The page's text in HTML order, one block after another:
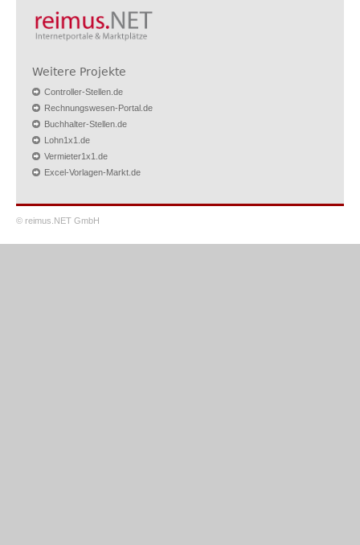
Weitere Projekte
Controller-Stellen.de
Rechnungswesen-Portal.de
Buchhalter-Stellen.de
Lohn1x1.de
Vermieter1x1.de
Excel-Vorlagen-Markt.de
© reimus.NET GmbH